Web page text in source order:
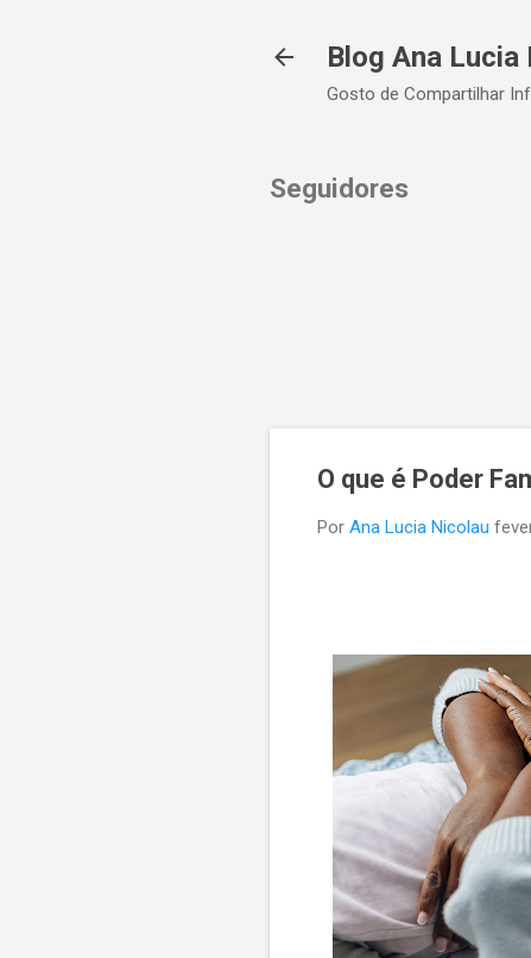
Blog Ana Lucia
Gosto de Compartilhar
Seguidores
O que é Poder
Por Ana Lucia Nicolau